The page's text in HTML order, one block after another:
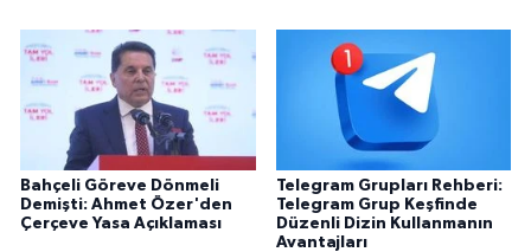
Bahçeli Göreve Dönmeli
Demişti: Ahmet Özer'den
Çerçeve Yasa Açıklaması
Telegram Grupları Rehberi:
Telegram Grup Keşfinde
Düzenli Dizin Kullanmanın
Avantajları